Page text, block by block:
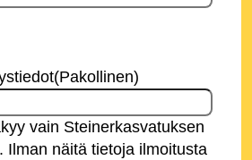
(Pakollinen)
vain Steinerkasvatuksen
Ilman näitä tietoja ilmoitusta